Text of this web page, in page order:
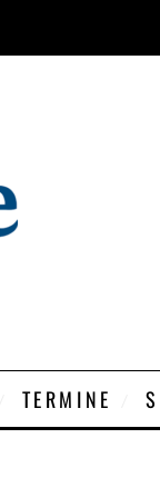
TERMINE